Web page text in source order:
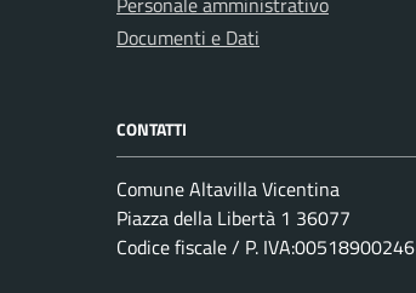
Documenti e Dati
CONTATTI
Comune Altavilla Vicentina
Piazza della Libertà 1 36077
Codice fiscale / P. IVA:00518900246